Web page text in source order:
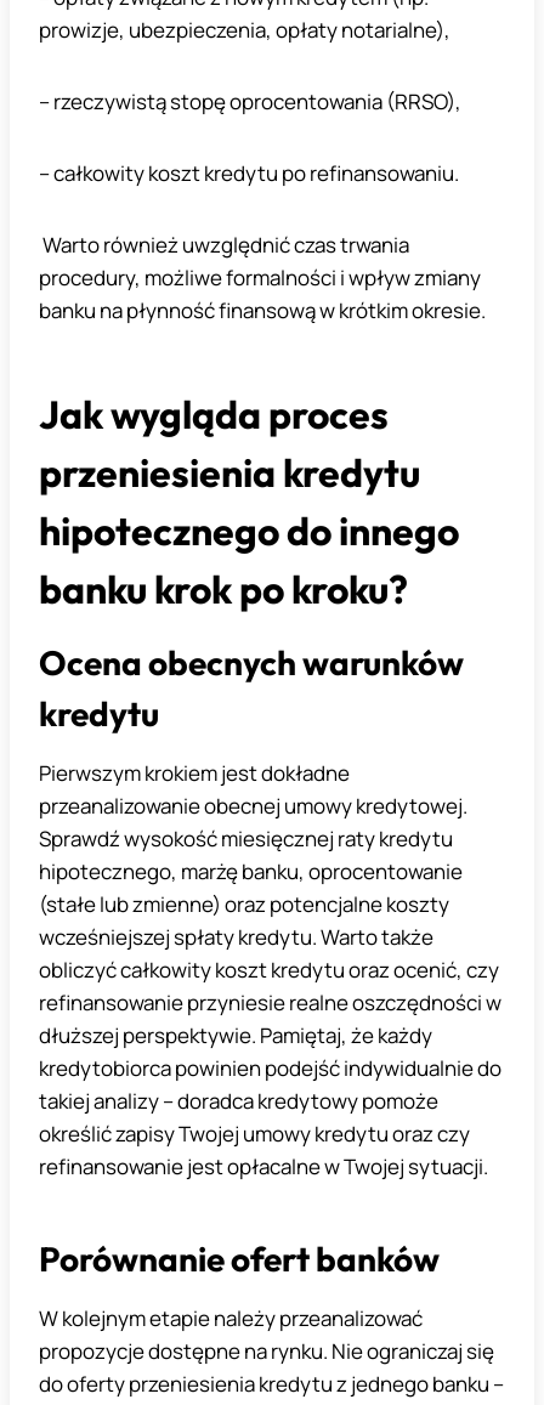
prowizje, ubezpieczenia, opłaty notarialne),
– rzeczywistą stopę oprocentowania (RRSO),
– całkowity koszt kredytu po refinansowaniu.
Warto również uwzględnić czas trwania
procedury, możliwe formalności i wpływ zmiany
banku na płynność finansową w krótkim okresie.
Jak wygląda proces
przeniesienia kredytu
hipotecznego do innego
banku krok po kroku?
Ocena obecnych warunków
kredytu
Pierwszym krokiem jest dokładne
przeanalizowanie obecnej umowy kredytowej.
Sprawdź wysokość miesięcznej raty kredytu
hipotecznego, marżę banku, oprocentowanie
(stałe lub zmienne) oraz potencjalne koszty
wcześniejszej spłaty kredytu. Warto także
obliczyć całkowity koszt kredytu oraz ocenić, czy
refinansowanie przyniesie realne oszczędności w
dłuższej perspektywie. Pamiętaj, że każdy
kredytobiorca powinien podejść indywidualnie do
takiej analizy – doradca kredytowy pomoże
określić zapisy Twojej umowy kredytu oraz czy
refinansowanie jest opłacalne w Twojej sytuacji.
Porównanie ofert banków
W kolejnym etapie należy przeanalizować
propozycje dostępne na rynku. Nie ograniczaj się
do oferty przeniesienia kredytu z jednego banku –